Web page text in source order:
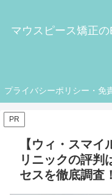
マウスピース矯正
プライバシーポリシー・免
PR
【ウィ・スマ
リニックの評判
セスを徹底調査！